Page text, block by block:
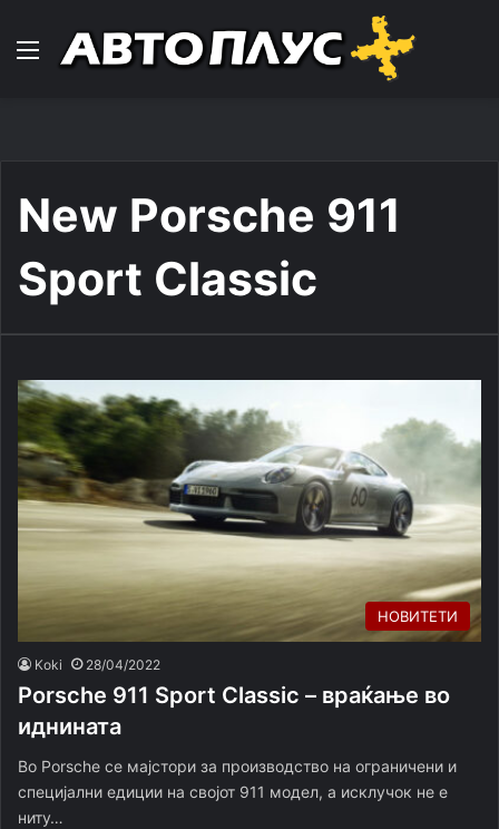
Навигација
New Porsche 911
Sport Classic
НОВИТЕТИ
Koki 28/04/2022
Porsche 911 Sport Classic – враќање во
иднината
Во Porsche се мајстори за производство на ограничени и
специјални едиции на својот 911 модел, а исклучок не е
ниту…